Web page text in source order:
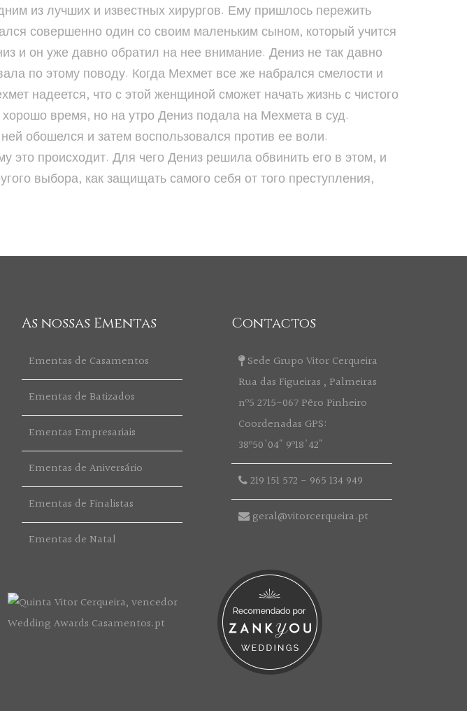
из лучших и известных хирургов. Ему пришлось пережить
совершенно один со своим маленьким сыном, который учится
и он уже давно обратил на нее внимание. Дениз не так давно
по этому поводу. Когда Мехмет все же набрался смелости и
надеется, что с этой женщиной сможет начать жизнь с чистого
время, но на утро Дениз подала на Мехмета в суд.
обошелся и затем воспользовался против ее воли.
это происходит. Для чего Дениз решила обвинить его в этом, и
выбора, как защищать самого себя от того преступления,
As nossas Ementas
Ementas de Casamentos
Ementas de Batizados
Ementas Empresariais
Ementas de Aniversário
Ementas de Finalistas
Ementas de Natal
Contactos
Sede Grupo Vitor Cerqueira
Rua das Figueiras , Palmeiras
nº5 2715-067 Pêro Pinheiro
Coordenadas GPS:
38º50'04" 9º18'42"
219 151 572 - 965 134 949
geral@vitorcerqueira.pt